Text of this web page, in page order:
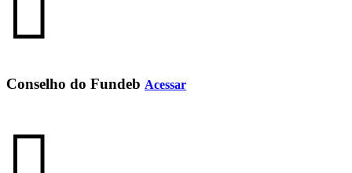
Conselho do Fundeb Acessar